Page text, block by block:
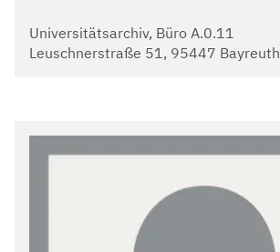
Universitätsarchiv, Büro A.0.11
Leuschnerstraße 51, 95447 Bayreuth